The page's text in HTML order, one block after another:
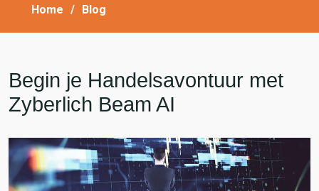
Home Blog
Begin je Handelsavontuur met
Zyberlich Beam AI